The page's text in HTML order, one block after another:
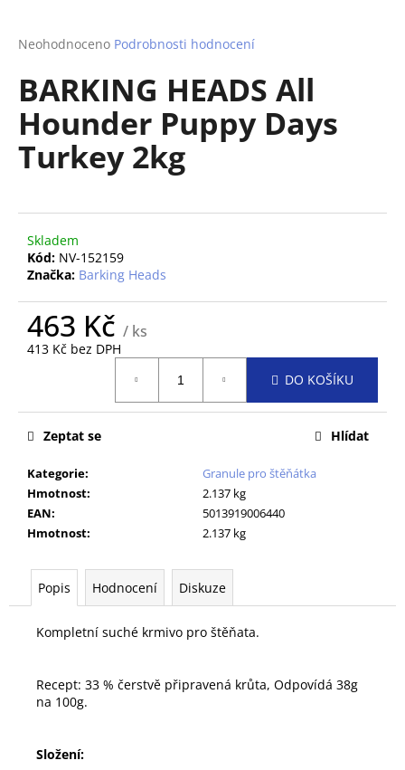
Průměrné
produktu
je
0,0
5
hvězdiček.
Neohodnoceno Podrobnosti hodnocení
BARKING HEADS All
Hounder Puppy Days
Turkey 2kg
Skladem
Kód: NV-152159
Značka: Barking Heads
463 Kč / ks
413 Kč bez DPH
DO KOŠÍKU
Kategorie:
Granule pro štěňátka
Hmotnost:
2.137 kg
EAN:
5013919006440
Hmotnost: 2.137 kg
Zeptat se Hlídat
Popis Hodnocení Diskuze
Kompletní suché krmivo pro štěňata.
Recept: 33 % čerstvě připravená krůta, Odpovídá 38g
na 100g.
Složení:
j
t
?
HLEDAT
o
p
o
č
u
e
m
e
60X90CM
FRIEND
10KS